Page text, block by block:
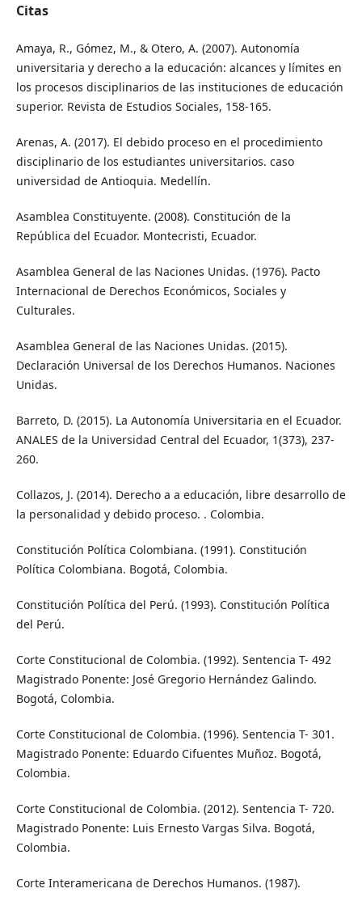
Citas
Amaya, R., Gómez, M., & Otero, A. (2007). Autonomía
universitaria y derecho a la educación: alcances y límites en
los procesos disciplinarios de las instituciones de educación
superior. Revista de Estudios Sociales, 158-165.
Arenas, A. (2017). El debido proceso en el procedimiento
disciplinario de los estudiantes universitarios. caso
universidad de Antioquia. Medellín.
Asamblea Constituyente. (2008). Constitución de la
República del Ecuador. Montecristi, Ecuador.
Asamblea General de las Naciones Unidas. (1976). Pacto
Internacional de Derechos Económicos, Sociales y
Culturales.
Asamblea General de las Naciones Unidas. (2015).
Declaración Universal de los Derechos Humanos. Naciones
Unidas.
Barreto, D. (2015). La Autonomía Universitaria en el Ecuador.
ANALES de la Universidad Central del Ecuador, 1(373), 237-
260.
Collazos, J. (2014). Derecho a a educación, libre desarrollo de
la personalidad y debido proceso. . Colombia.
Constitución Política Colombiana. (1991). Constitución
Política Colombiana. Bogotá, Colombia.
Constitución Política del Perú. (1993). Constitución Política
del Perú.
Corte Constitucional de Colombia. (1992). Sentencia T- 492
Magistrado Ponente: José Gregorio Hernández Galindo.
Bogotá, Colombia.
Corte Constitucional de Colombia. (1996). Sentencia T- 301.
Magistrado Ponente: Eduardo Cifuentes Muñoz. Bogotá,
Colombia.
Corte Constitucional de Colombia. (2012). Sentencia T- 720.
Magistrado Ponente: Luis Ernesto Vargas Silva. Bogotá,
Colombia.
Corte Interamericana de Derechos Humanos. (1987).